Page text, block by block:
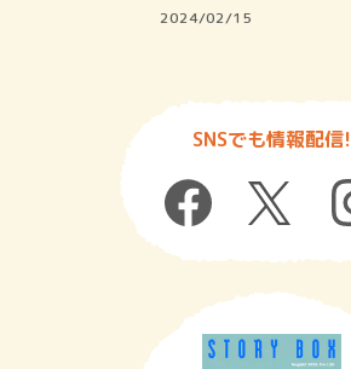
2024/02/15
SNSでも情報配信!